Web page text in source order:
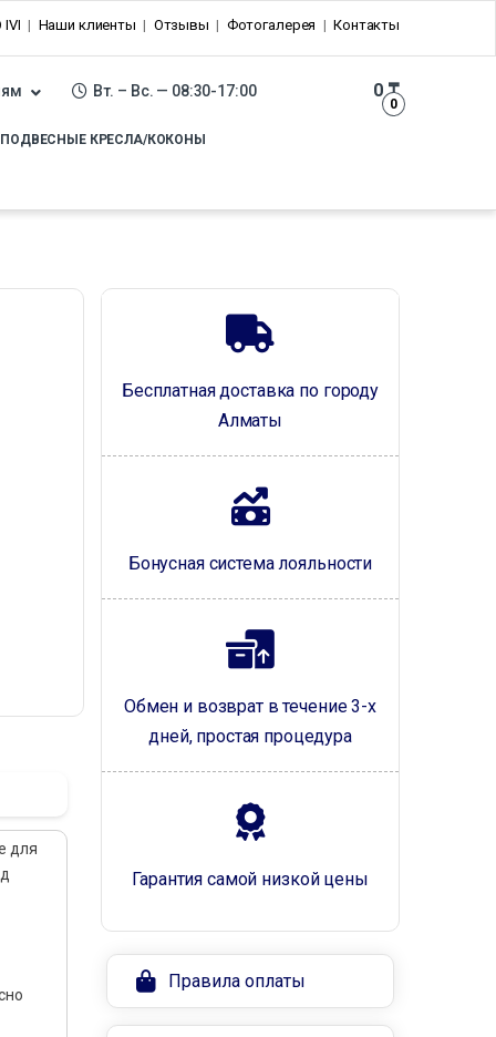
IVI Наши клиенты Отзывы Фотогалерея Контакты
Вт. – Вс. — 08:30-17:00
0
0₸
ПОДВЕСНЫЕ КРЕСЛА/КОКОНЫ
для
Бесплатная доставка по городу
Алматы
Бонусная система лояльности
Обмен и возврат в течение 3-х
дней, простая процедура
Гарантия самой низкой цены
Правила оплаты